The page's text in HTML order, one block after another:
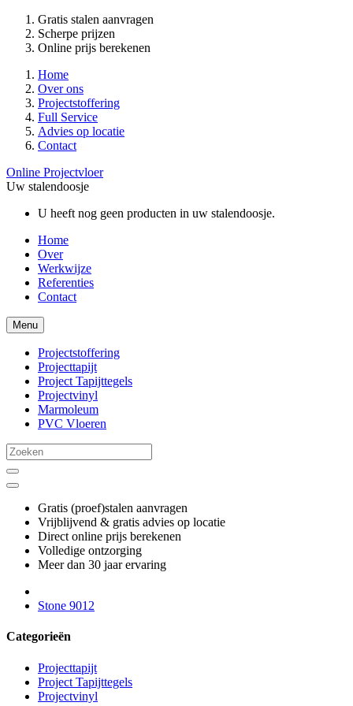
Gratis stalen aanvragen
Scherpe prijzen
Online prijs berekenen
Home
Over ons
Projectstoffering
Full Service
Advies op locatie
Contact
Online Projectvloer
Uw stalendoosje
U heeft nog geen producten in uw stalendoosje.
Home
Over
Werkwijze
Referenties
Contact
Menu
Projectstoffering
Projecttapijt
Project Tapijttegels
Projectvinyl
Marmoleum
PVC Vloeren
Gratis (proef)stalen aanvragen
Vrijblijvend & gratis advies op locatie
Direct online prijs berekenen
Volledige ontzorging
Meer dan 30 jaar ervaring
Stone 9012
Categorieën
Projecttapijt
Project Tapijttegels
Projectvinyl